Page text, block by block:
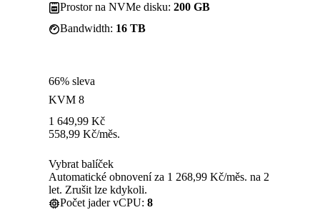
Prostor na NVMe disku: 200 GB
Bandwidth: 16 TB
66% sleva
KVM 8
1 649,99 Kč
558,99 Kč/měs.
Vybrat balíček
Automatické obnovení za 1 268,99 Kč/měs. na 2
let. Zrušit lze kdykoli.
Počet jader vCPU: 8